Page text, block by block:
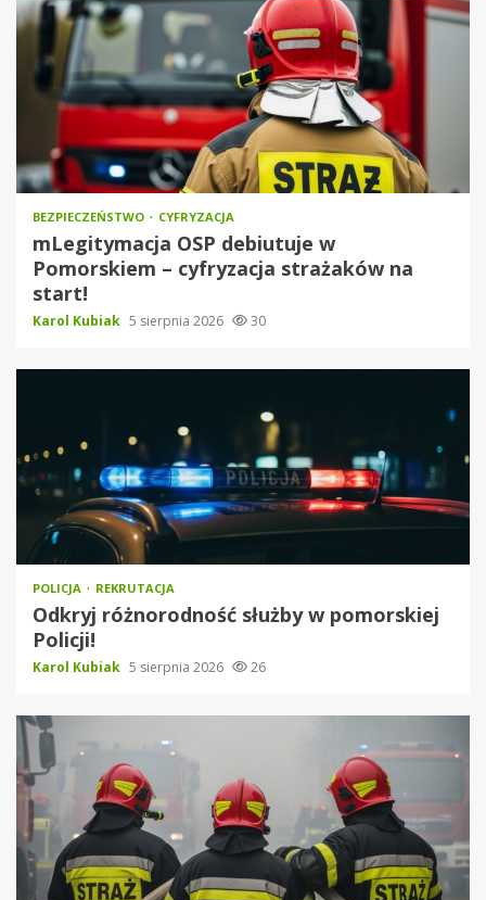
BEZPIECZEŃSTWO CYFRYZACJA
mLegitymacja OSP debiutuje w
Pomorskiem – cyfryzacja strażaków na
start!
Karol Kubiak 5 sierpnia 2026 30
POLICJA REKRUTACJA
Odkryj różnorodność służby w pomorskiej
Policji!
Karol Kubiak 5 sierpnia 2026 26